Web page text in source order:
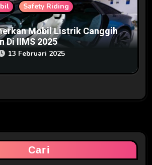
Safety Riding
Mobil Listrik Canggih
Di IIMS 2025
13 Februari 2025
Cari